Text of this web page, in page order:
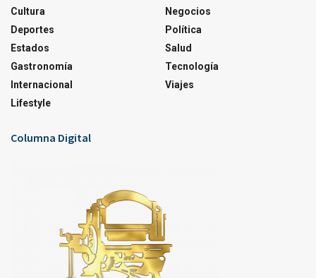
Cultura
Deportes
Estados
Gastronomía
Internacional
Lifestyle
Negocios
Política
Salud
Tecnología
Viajes
Columna Digital